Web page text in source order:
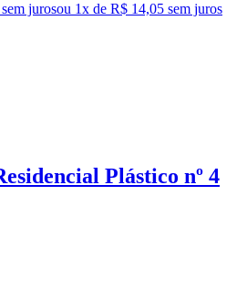
jurosou 1x de R$ 14,05 sem juros
Plástico nº 4